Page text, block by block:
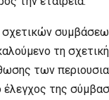
τη
των
της